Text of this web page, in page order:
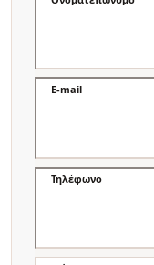
E-mail
Τηλέφωνο